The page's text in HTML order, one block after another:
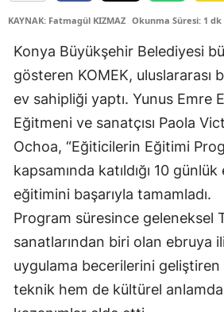
KAYNAK: Fatmagül KIZMAZ Okunma Süresi: 1 dk
Konya Büyükşehir Belediyesi
gösteren KOMEK, uluslararası
ev sahipliği yaptı. Yunus Emre
Eğitmeni ve sanatçısı Paola
Ochoa, “Eğiticilerin Eğitimi
kapsamında katıldığı 10 günlük
eğitimini başarıyla tamamladı.
Program süresince geleneksel
sanatlarından biri olan ebruya
uygulama becerilerini
teknik hem de kültürel